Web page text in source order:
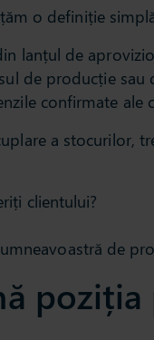
o definiție
lanțul de
de producție
confirmate ale
a stocurilor,
clientului?
de